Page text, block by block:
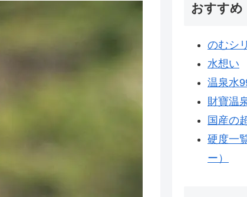
おすすめ
のむシ
水想い
温泉水
財寶温
国産の
硬度一
ー）